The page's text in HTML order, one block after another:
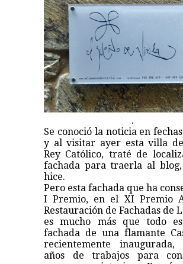
.
Se conoció la noticia en
y al visitar ayer esta villa
Rey Católico, traté de
fachada para traerla al
hice.
Pero esta fachada que ha
I Premio, en el XI Premio
Restauración de Fachadas de
es mucho más que todo
fachada de una flamante
recientemente
años de trabajos para